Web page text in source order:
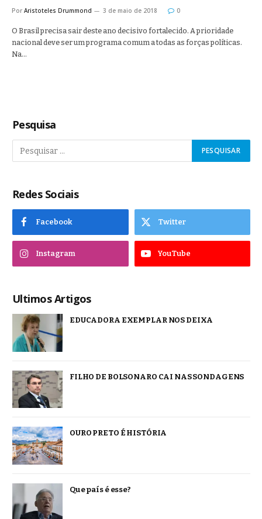
Por Aristoteles Drummond 3 de maio de 2018 0
O Brasil precisa sair deste ano decisivo fortalecido. A prioridade
nacional deve ser um programa comum a todas as forças políticas.
Na…
Pesquisa
Redes Sociais
Facebook Twitter
Instagram YouTube
Ultimos Artigos
EDUCADORA EXEMPLAR NOS DEIXA
FILHO DE BOLSONARO CAI NAS SONDAGENS
OURO PRETO É HISTÓRIA
Que país é esse?